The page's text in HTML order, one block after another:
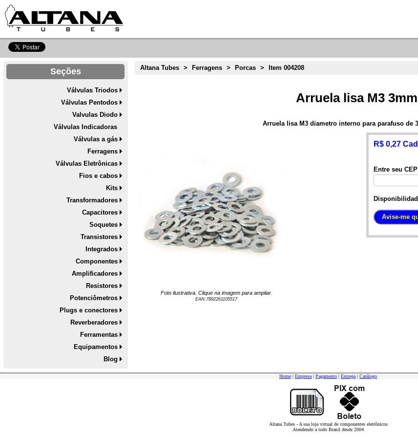
Seções
Válvulas Triodos
Válvulas Pentodos
Valvulas Diodo
Válvulas Indicadoras
Válvulas a gás
Ferragens
Válvulas Eletrônicas
Fios e cabos
Kits
Transformadores
Capacitores
Soquetes
Transistores
Integrados
Componentes
Amplificadores
Resistores
Potenciômetros
Plugs e conectores
Reverberadores
Ferramentas
Equipamentos
Blog
Altana Tubes > Ferragens > Porcas > Item 004208
Arruela lisa M3
Arruela lisa M3 diametro interno para parafuso de
Foto ilustrativa. Clique na imagem para ampliar.
EAN: 7892261105517
R$ 0,27
Entre seu
Home | Empresa | Pagamento | Entrega | Catálogo
Altana Tubes - A sua loja virtual de componentes eletrônicos
Atendendo a todo Brasil desde 2004